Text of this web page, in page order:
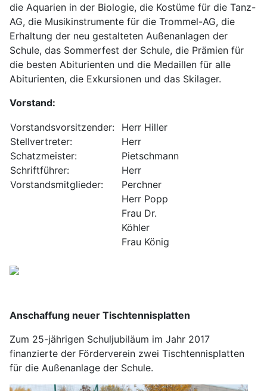
die Aquarien in der Biologie, die Kostüme für die Tanz-
AG, die Musikinstrumente für die Trommel-AG, die
Erhaltung der neu gestalteten Außenanlagen der
Schule, das Sommerfest der Schule, die Prämien für
die besten Abiturienten und die Medaillen für alle
Abiturienten, die Exkursionen und das Skilager.
Vorstand:
Vorstandsvorsitzender:
Stellvertreter:
Schatzmeister:
Schriftführer:
Vorstandsmitglieder:
Herr Hiller
Herr
Pietschmann
Herr
Perchner
Herr Popp
Frau Dr.
Köhler
Frau König
Anschaffung neuer Tischtennisplatten
Zum 25-jährigen Schuljubiläum im Jahr 2017
finanzierte der Förderverein zwei Tischtennisplatten
für die Außenanlage der Schule.